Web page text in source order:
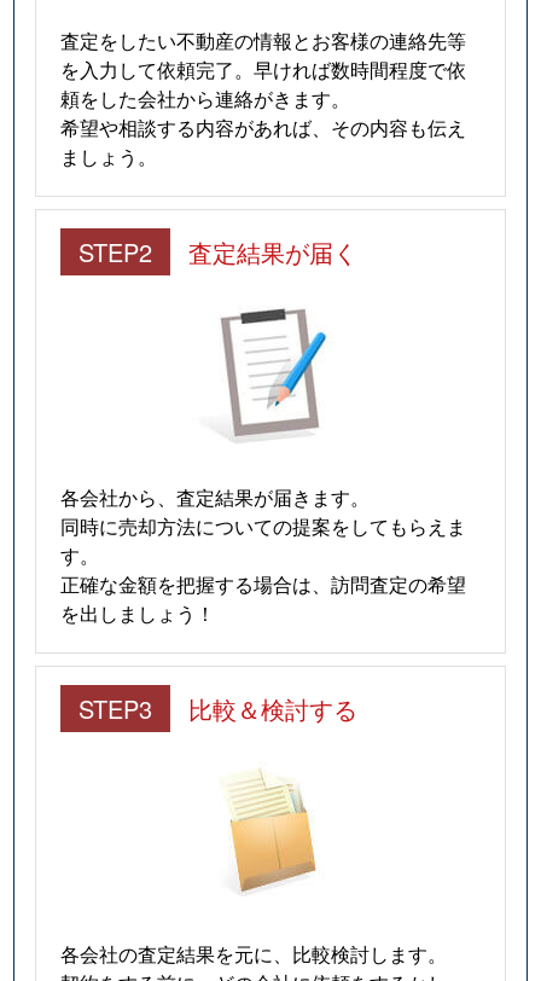
査定をしたい不動産の情報とお客様の連絡先等
を入力して依頼完了。早ければ数時間程度で依
頼をした会社から連絡がきます。
希望や相談する内容があれば、その内容も伝え
ましょう。
STEP2 査定結果が届く
各会社から、査定結果が届きます。
同時に売却方法についての提案をしてもらえま
す。
正確な金額を把握する場合は、訪問査定の希望
を出しましょう！
STEP3 比較＆検討する
各会社の査定結果を元に、比較検討します。